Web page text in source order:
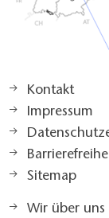
Kontakt
Impressum
Sitemap
Wir über uns